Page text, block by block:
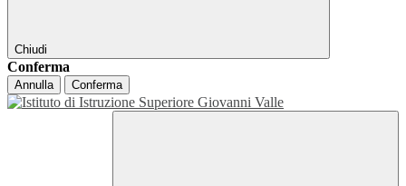
Chiudi
Conferma
Annulla Conferma